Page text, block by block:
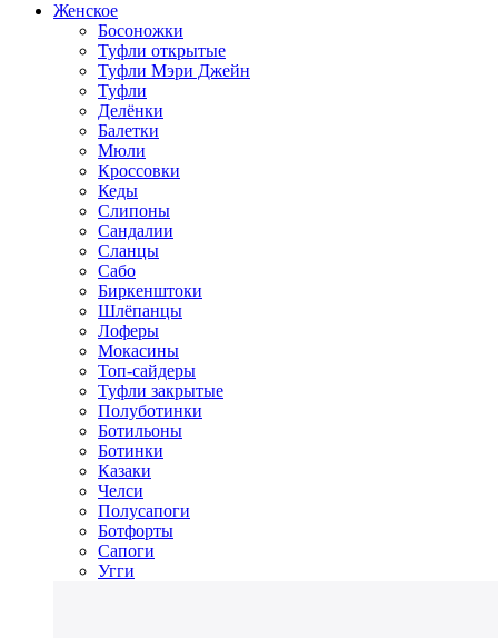
Женское
Босоножки
Туфли открытые
Туфли Мэри Джейн
Туфли
Делёнки
Балетки
Мюли
Кроссовки
Кеды
Слипоны
Сандалии
Сланцы
Сабо
Биркенштоки
Шлёпанцы
Лоферы
Мокасины
Топ-сайдеры
Туфли закрытые
Полуботинки
Ботильоны
Ботинки
Казаки
Челси
Полусапоги
Ботфорты
Сапоги
Угги